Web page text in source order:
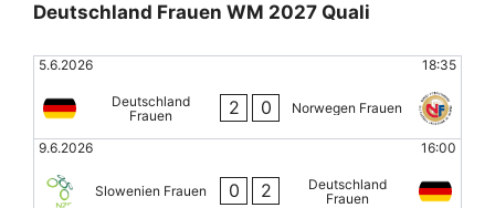
Deutschland Frauen WM 2027 Quali
5.6.2026 18:35
Deutschland
Frauen
2 0 Norwegen Frauen
9.6.2026 16:00
Slowenien Frauen 0 2
Deutschland
Frauen